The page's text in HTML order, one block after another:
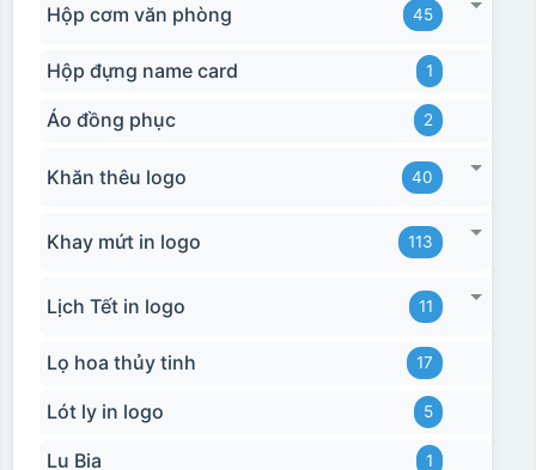
Hộp cơm văn phòng 45
Hộp đựng name card 1
Áo đồng phục 2
Khăn thêu logo 40
Khay mứt in logo 113
Lịch Tết in logo 11
Lọ hoa thủy tinh 17
Lót ly in logo 5
Lu Bia 1